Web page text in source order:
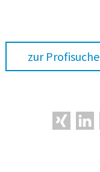
zur Profisuche